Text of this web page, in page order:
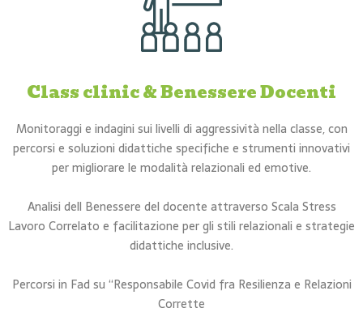
Class clinic & Benessere Docenti
Monitoraggi e indagini sui livelli di aggressività nella classe, con
percorsi e soluzioni didattiche specifiche e strumenti innovativi
per migliorare le modalità relazionali ed emotive.
Analisi dell Benessere del docente attraverso Scala Stress
Lavoro Correlato e facilitazione per gli stili relazionali e strategie
didattiche inclusive.
Percorsi in Fad su “Responsabile Covid fra Resilienza e Relazioni
Corrette